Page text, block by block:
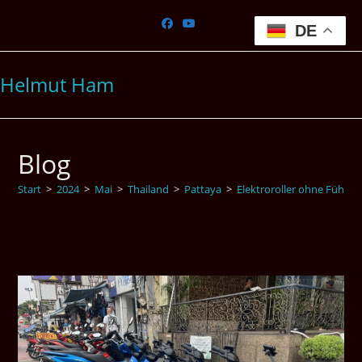
springen
Helmut Ham
Blog
Start > 2024 > Mai > Thailand > Pattaya > Elektroroller ohne
DE